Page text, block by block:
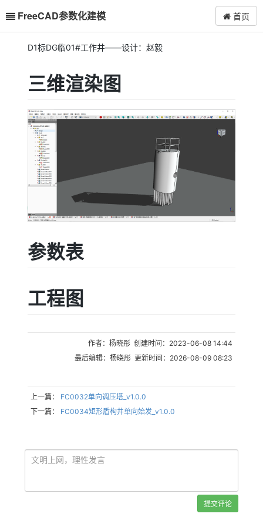
FreeCAD参数化建模 首页
D1标DG临01#工作井——设计：赵毅
三维渲染图
参数表
工程图
作者：杨晓彤 创建时间：2023-06-08 14:44
最后编辑：杨晓彤 更新时间：2026-08-09 08:23
上一篇： FC0032单向调压塔_v1.0.0
下一篇： FC0034矩形盾构井单向始发_v1.0.0
提交评论